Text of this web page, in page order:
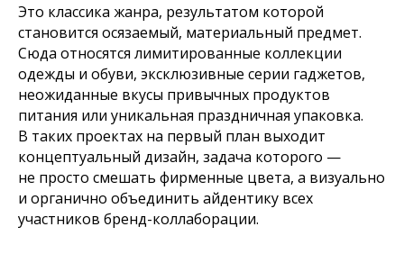
Это классика жанра, результатом которой
становится осязаемый, материальный предмет.
Сюда относятся лимитированные коллекции
одежды и обуви, эксклюзивные серии гаджетов,
неожиданные вкусы привычных продуктов
питания или уникальная праздничная упаковка.
В таких проектах на первый план выходит
концептуальный дизайн, задача которого —
не просто смешать фирменные цвета, а визуально
и органично объединить айдентику всех
участников бренд-коллаборации.